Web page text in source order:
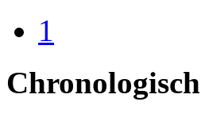
1
Chronologisch